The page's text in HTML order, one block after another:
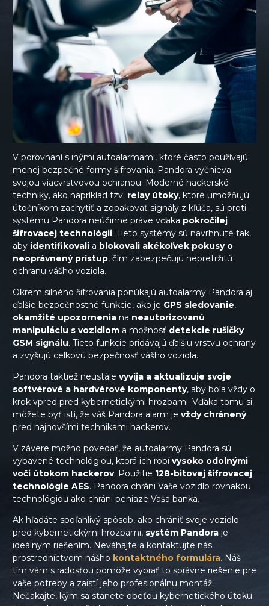
V porovnaní s inými autoalarmami, ktoré často používajú
menej bezpečné formy šifrovania, Pandora vyčnieva
svojou viacvrstvovou ochranou. Moderné hackerské
techniky, ako napríklad tzv. relay útoky, ktoré umožňujú
útočníkom zachytiť a zopakovať signály z kľúča, sú proti
systému Pandora neúčinné práve vďaka pokročilej
šifrovacej technológii. Tieto systémy sú navrhnuté tak,
aby identifikovali a blokovali akékoľvek pokusy o
neoprávnený prístup, čím zabezpečujú nepretržitú
ochranu vášho vozidla.
Okrem silného šifrovania ponúkajú autoalarmy Pandora aj
ďalšie bezpečnostné funkcie, ako je GPS sledovanie,
okamžité upozornenia na neautorizovanú
manipuláciu s vozidlom a možnosť detekcie rušičky
GSM signálu. Tieto funkcie pridávajú ďalšiu vrstvu ochrany
a zvyšujú celkovú bezpečnosť vášho vozidla.
Pandora taktiež neustále vyvíja a aktualizuje svoje
softvérové ​​a hardvérové ​​komponenty, aby bola vždy o
krok vpred pred kybernetickými hrozbami. Vďaka tomu si
môžete byť istí, že váš Pandora alarm je vždy chránený
pred najnovšími technikami hackerov.
V závere možno povedať, že autoalarmy Pandora sú
vybavené technológiou, ktorá ich robívysoko odolnými
voči útokom hackerov. Použitie 128-bitovej šifrovacej
technológie AES. Pandora chráni Vaše vozidlo rovnakou
technológiou ako chráni peniaze Vaša banka.
Ak hľadáte spoľahlivý spôsob, ako chrániť svoje vozidlo
pred kybernetickými hrozbami, systém Pandora je
ideálnym riešením. Neváhajte a kontaktujte nás
prostredníctvom nášho kontaktného formulára. Náš
tím vám s radosťou pomôže vybrať to správne riešenie pre
vaše potreby a zaistí jeho profesionálnu montáž.
Nečakajte, kým sa stanete obeťou kybernetického útoku.